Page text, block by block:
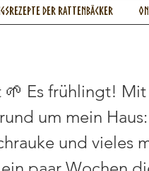
🌱 Es frühlingt!
um mein
und vieles
der Rattenbäcker